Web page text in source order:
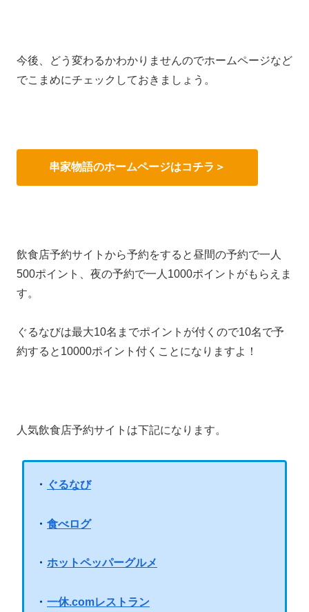
今後、どう変わるかわかりませんのでホームページなど
でこまめにチェックしておきましょう。
串家物語のホームページはコチラ＞
飲食店予約サイトから予約をすると昼間の予約で一人
500ポイント、夜の予約で一人1000ポイントがもらえま
す。
ぐるなびは最大10名までポイントが付くので10名で予
約すると10000ポイント付くことになりますよ！
人気飲食店予約サイトは下記になります。
・ ぐるなび
・ 食べログ
・ ホットペッパーグルメ
・ 一休.comレストラン